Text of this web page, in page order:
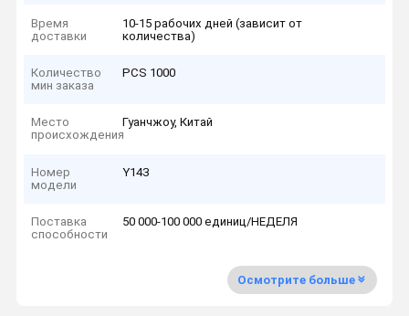
Время
доставки
10-15 рабочих дней (зависит от
количества)
Количество
мин заказа
PCS 1000
Место
происхождения
Гуанчжоу, Китай
Номер
модели
Y143
Поставка
способности
50 000-100 000 единиц/НЕДЕЛЯ
Осмотрите больше